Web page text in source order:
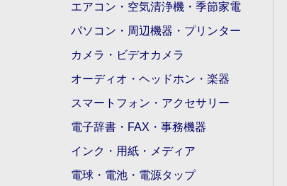
エアコン・空気清浄機・季節家電
パソコン・周辺機器・プリンター
カメラ・ビデオカメラ
オーディオ・ヘッドホン・楽器
スマートフォン・アクセサリー
電子辞書・FAX・事務機器
インク・用紙・メディア
電球・電池・電源タップ